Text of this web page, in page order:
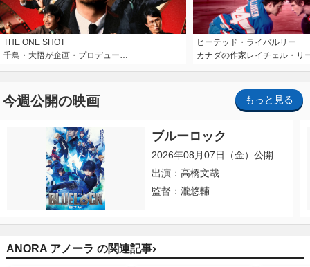
THE ONE SHOT
千鳥・大悟が企画・プロデュー…
ヒーテッド・ライバルリー
カナダの作家レイチェル・リ
今週公開の映画 もっと見る
ブルーロック
2026年08月07日（金）公開
出演：高橋文哉
監督：瀧悠輔
ANORA アノーラ の関連記事›